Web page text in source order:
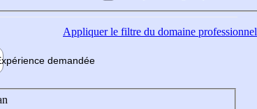
Appliquerle filtre du domaine professionnel
demandée